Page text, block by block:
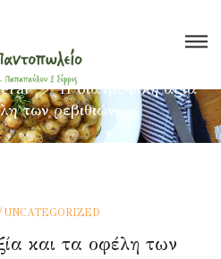
Τσάι Έλαια
> Η διατροφική αξία
των ρεβιθιών
UNCATEGORIZED
και τα οφέλη των